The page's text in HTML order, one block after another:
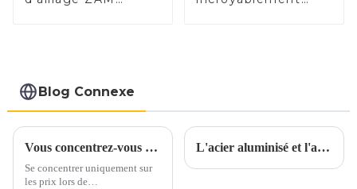
Blog Connexe
Vous concentrez-vous uniquement sur les prix lorsque vous vous approvisionnez en acier inoxydable ?
Se concentrer uniquement sur
les prix lors de
L'acier aluminisé et l'acier inoxydable aluminisé sont-ils parents ?